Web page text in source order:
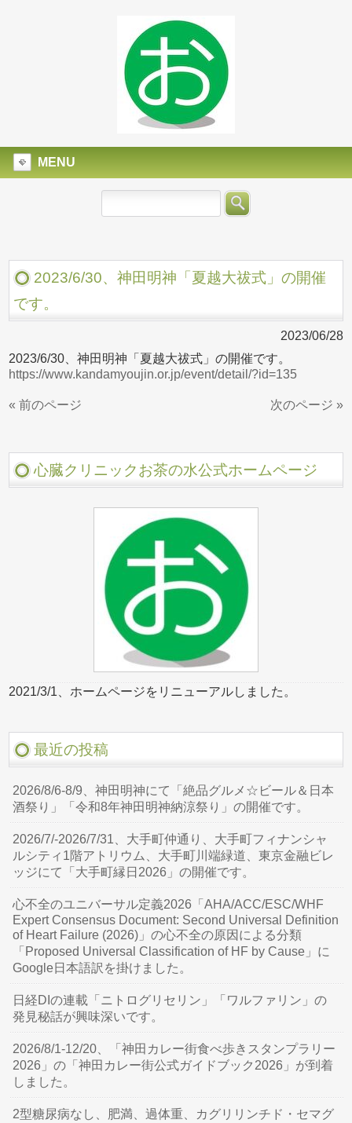
MENU
2023/6/30、神田明神「夏越大祓式」の開催
です。
2023/06/28
2023/6/30、神田明神「夏越大祓式」の開催です。
https://www.kandamyoujin.or.jp/event/detail/?id=135
« 前のページ 次のページ »
心臓クリニックお茶の水公式ホームページ
2021/3/1、ホームページをリニューアルしました。
最近の投稿
2026/8/6-8/9、神田明神にて「絶品グルメ☆ビール＆日本
酒祭り」「令和8年神田明神納涼祭り」の開催です。
2026/7/-2026/7/31、大手町仲通り、大手町フィナンシャ
ルシティ1階アトリウム、大手町川端緑道、東京金融ビレ
ッジにて「大手町縁日2026」の開催です。
心不全のユニバーサル定義2026「AHA/ACC/ESC/WHF
Expert Consensus Document: Second Universal Definition
of Heart Failure (2026)」の心不全の原因による分類
「Proposed Universal Classification of HF by Cause」に
Google日本語訳を掛けました。
日経DIの連載「ニトログリセリン」「ワルファリン」の
発見秘話が興味深いです。
2026/8/1-12/20、「神田カレー街食べ歩きスタンプラリー
2026」の「神田カレー街公式ガイドブック2026」が到着
しました。
2型糖尿病なし、肥満、過体重、カグリリンチド・セマグ